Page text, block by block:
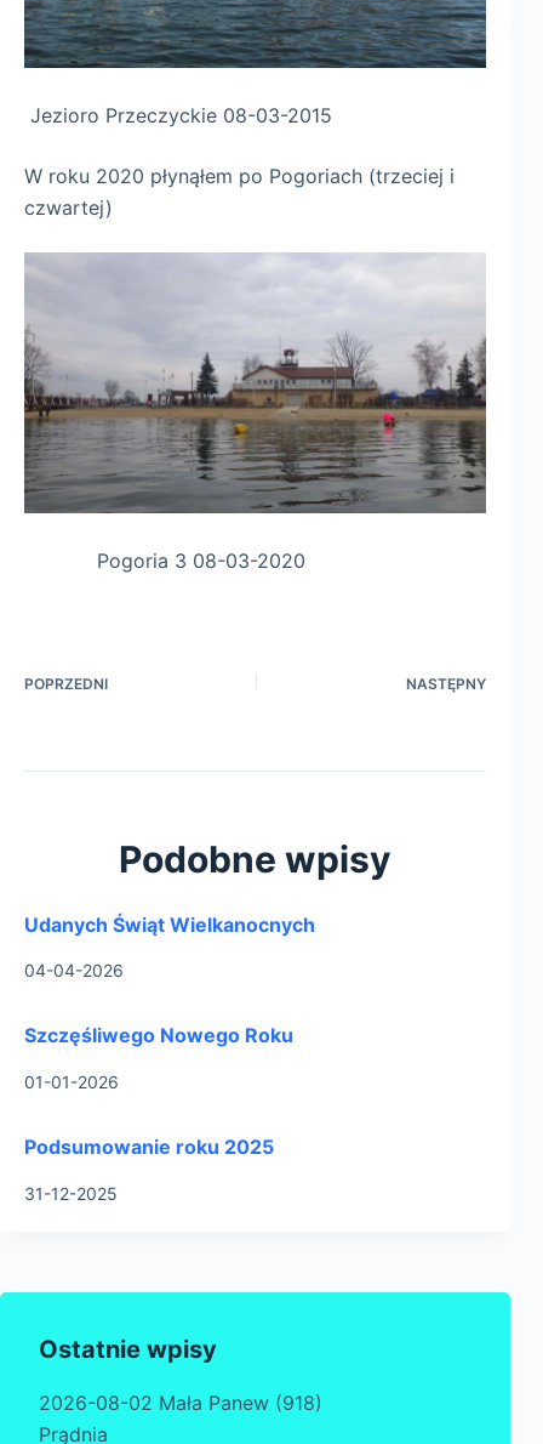
Jezioro Przeczyckie 08-03-2015
W roku 2020 płynąłem po Pogoriach (trzeciej i
czwartej)
Pogoria 3 08-03-2020
POPRZEDNI NASTĘPNY
Podobne wpisy
Udanych Świąt Wielkanocnych
04-04-2026
Szczęśliwego Nowego Roku
01-01-2026
Podsumowanie roku 2025
31-12-2025
Ostatnie wpisy
2026-08-02 Mała Panew (918)
Prądnia